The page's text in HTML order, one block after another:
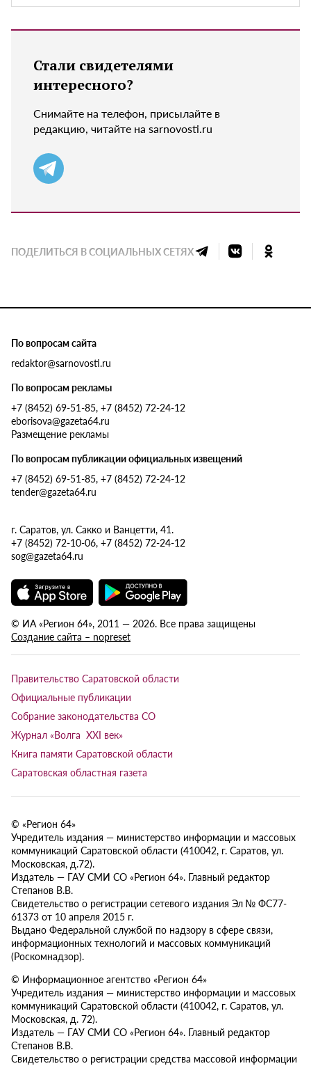
Стали свидетелями
интересного?
Снимайте на телефон, присылайте в
редакцию, читайте на sarnovosti.ru
ПОДЕЛИТЬСЯ В СОЦИАЛЬНЫХ СЕТЯХ
По вопросам сайта
redaktor@sarnovosti.ru
По вопросам рекламы
+7 (8452) 69-51-85, +7 (8452) 72-24-12
eborisova@gazeta64.ru
Размещение рекламы
По вопросам публикации официальных извещений
+7 (8452) 69-51-85, +7 (8452) 72-24-12
tender@gazeta64.ru
г. Саратов, ул. Сакко и Ванцетти, 41.
+7 (8452) 72-10-06, +7 (8452) 72-24-12
sog@gazeta64.ru
© ИА «Регион 64», 2011 — 2026. Все права защищены
Создание сайта – nopreset
Правительство Саратовской области
Официальные публикации
Собрание законодательства СО
Журнал «Волга XXI век»
Книга памяти Саратовской области
Саратовская областная газета
© «Регион 64»
Учредитель издания — министерство информации и массовых
коммуникаций Саратовской области (410042, г. Саратов, ул.
Московская, д.72).
Издатель — ГАУ СМИ СО «Регион 64». Главный редактор
Степанов В.В.
Свидетельство о регистрации сетевого издания Эл № ФС77-
61373 от 10 апреля 2015 г.
Выдано Федеральной службой по надзору в сфере связи,
информационных технологий и массовых коммуникаций
(Роскомнадзор).
© Информационное агентство «Регион 64»
Учредитель издания — министерство информации и массовых
коммуникаций Саратовской области (410042, г. Саратов, ул.
Московская, д. 72).
Издатель — ГАУ СМИ СО «Регион 64». Главный редактор
Степанов В.В.
Свидетельство о регистрации средства массовой информации